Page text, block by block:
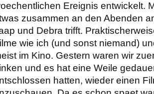
Ereignis entwickelt.
zusammen an den Abenden
und Debra trifft.
wie ich (und sonst niemand)
im Kino. Gestern waren wir
und es hat eine Weile
hatten, wieder einen